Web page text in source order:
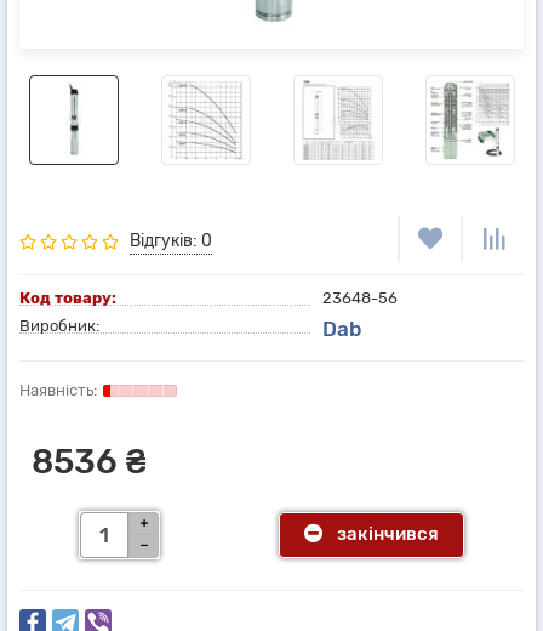
Відгуків: 0
Код товару:
23648-56
Виробник:
Dab
8536 ₴
закінчився